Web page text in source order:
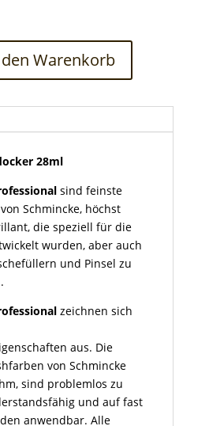
Warenkorb
28ml
sind feinste
Schmincke, höchst
die speziell für die
wurden, aber auch
und Pinsel zu
zeichnen sich
aus. Die
von Schmincke
sind problemlos zu
und auf fast
anwendbar. Alle